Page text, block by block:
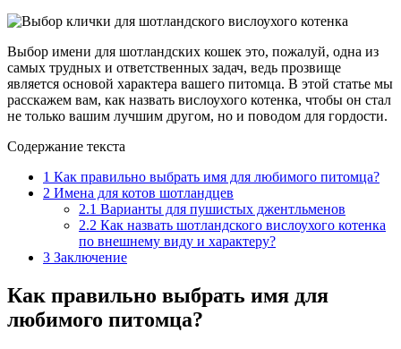
Выбор имени для шотландских кошек это, пожалуй, одна из
самых трудных и ответственных задач, ведь прозвище
является основой характера вашего питомца. В этой статье мы
расскажем вам, как назвать вислоухого котенка, чтобы он стал
не только вашим лучшим другом, но и поводом для гордости.
Содержание текста
1 Как правильно выбрать имя для любимого питомца?
2 Имена для котов шотландцев
2.1 Варианты для пушистых джентльменов
2.2 Как назвать шотландского вислоухого котенка
по внешнему виду и характеру?
3 Заключение
Как правильно выбрать имя для
любимого питомца?